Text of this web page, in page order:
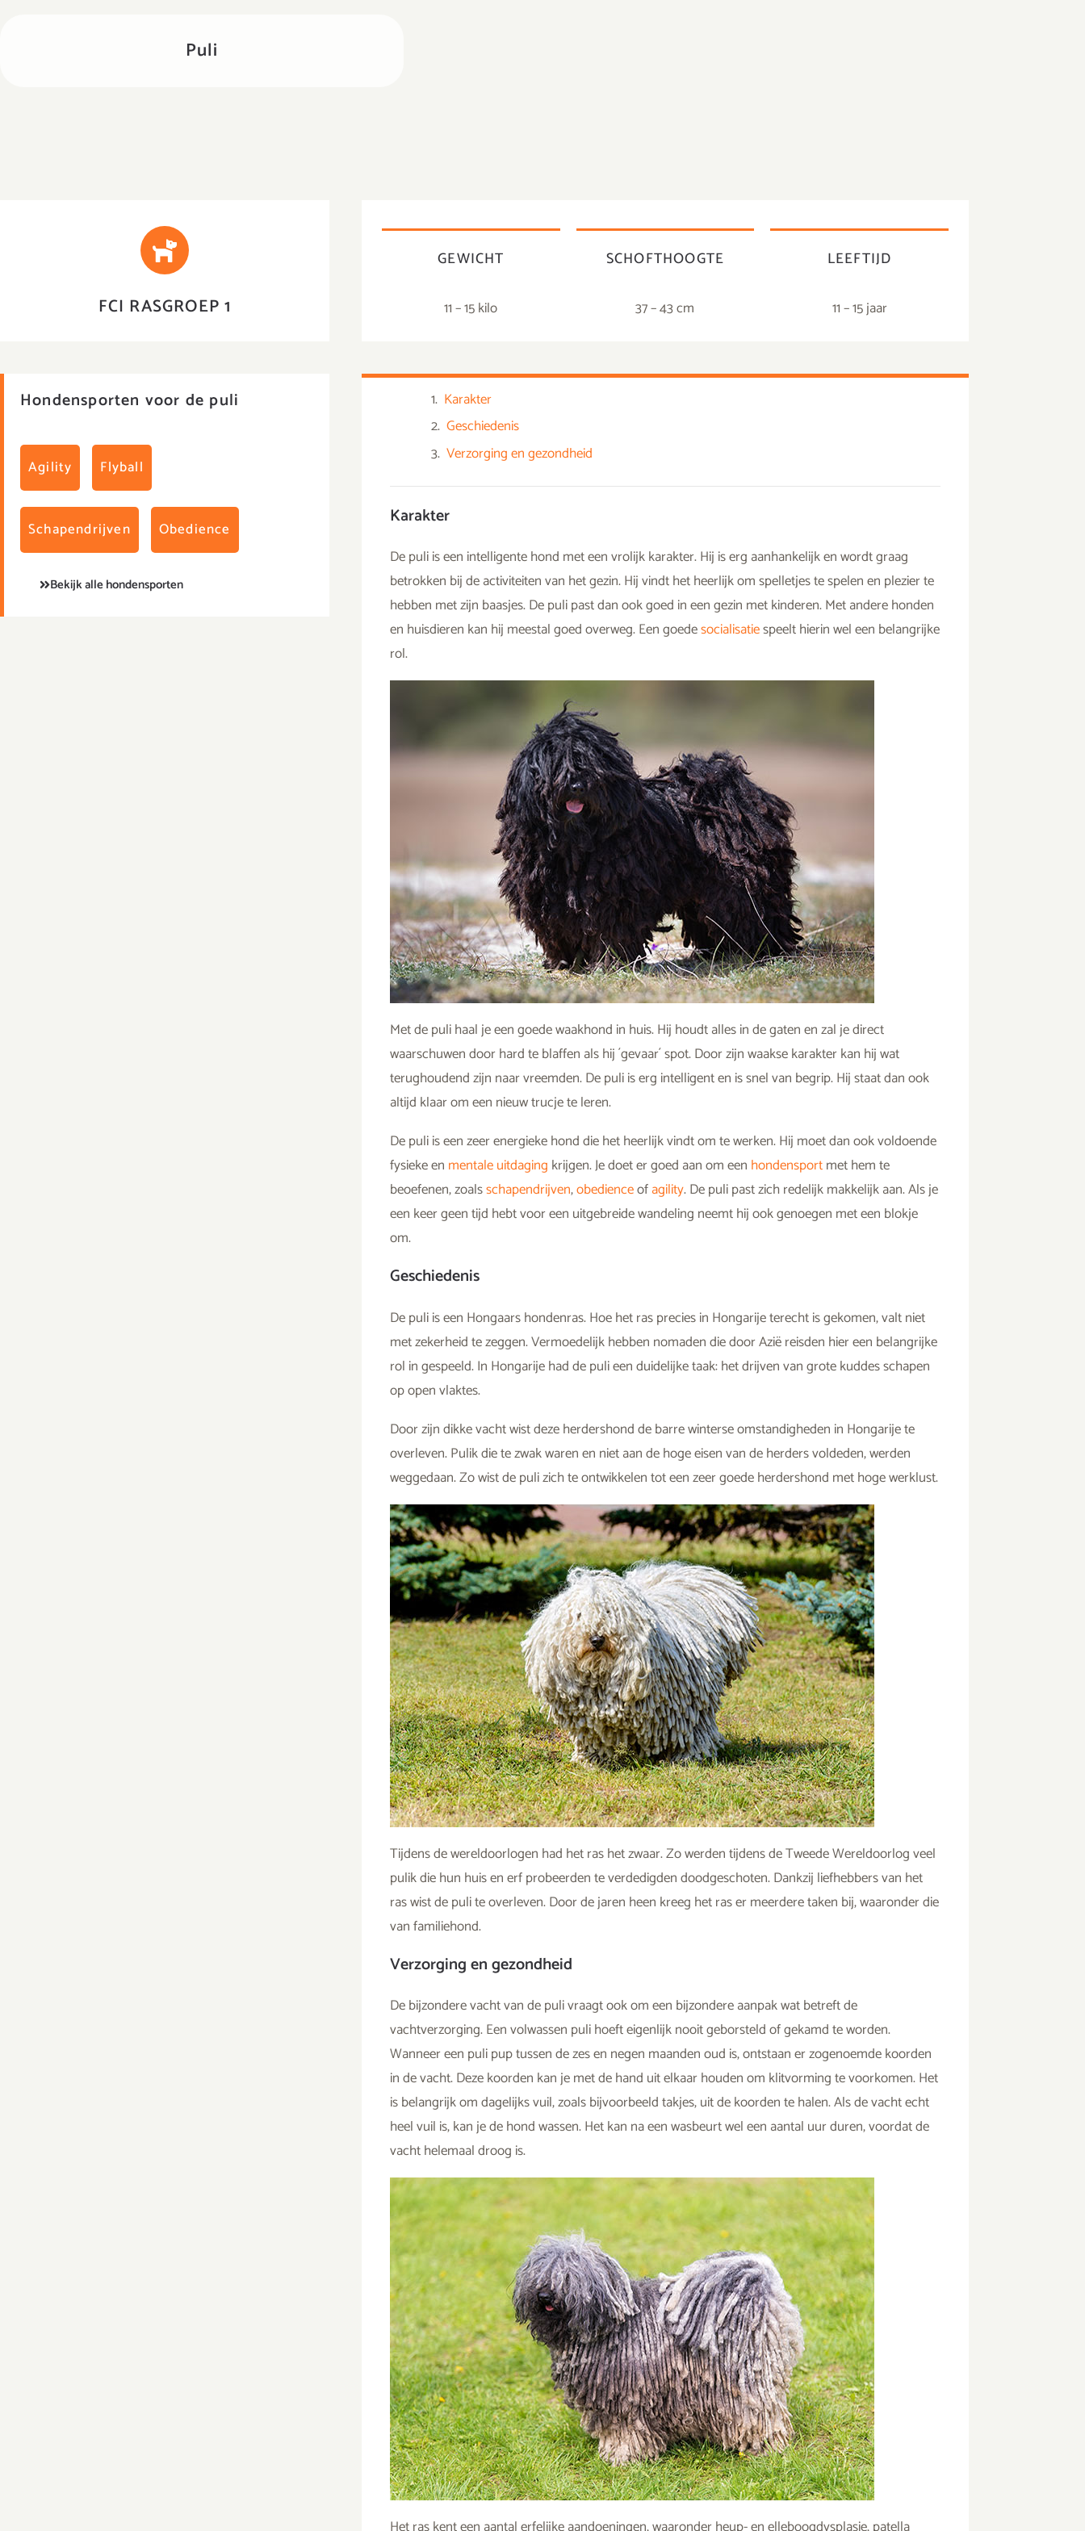
Puli
FCI RASGROEP 1
HERDERSHONDEN EN VEEDRIJVERS GEWICHT
11 – 15 kilo
SCHOFTHOOGTE
37 – 43 cm
LEEFTIJD
11 – 15 jaar
Hondensporten voor de puli
Agility Flyball
Schapendrijven Obedience
Bekijk alle hondensporten
Karakter
Geschiedenis
Verzorging en gezondheid
Karakter
De puli is een intelligente hond met een vrolijk karakter. Hij is erg aanhankelijk en wordt graag
betrokken bij de activiteiten van het gezin. Hij vindt het heerlijk om spelletjes te spelen en plezier te
hebben met zijn baasjes. De puli past dan ook goed in een gezin met kinderen. Met andere honden
en huisdieren kan hij meestal goed overweg. Een goedesocialisatiespeelt hierin wel een belangrijke
rol.
Met de puli haal je een goede waakhond in huis. Hij houdt alles in de gaten en zal je direct
waarschuwen door hard te blaffen als hij ´gevaar´ spot. Door zijn waakse karakter kan hij wat
terughoudend zijn naar vreemden. De puli is erg intelligent en is snel van begrip. Hij staat dan ook
altijd klaar om een nieuw trucje te leren.
De puli is een zeer energieke hond die het heerlijk vindt om te werken. Hij moet dan ook voldoende
fysieke en mentale uitdaging krijgen. Je doet er goed aan om een hondensportmet hem te
beoefenen, zoalsschapendrijven,obedienceofagility. De puli past zich redelijk makkelijk aan. Als je
een keer geen tijd hebt voor een uitgebreide wandeling neemt hij ook genoegen met een blokje
om.
Geschiedenis
De puli is een Hongaars hondenras. Hoe het ras precies in Hongarije terecht is gekomen, valt niet
met zekerheid te zeggen. Vermoedelijk hebben nomaden die door Azië reisden hier een belangrijke
rol in gespeeld. In Hongarije had de puli een duidelijke taak: het drijven van grote kuddes schapen
op open vlaktes.
Door zijn dikke vacht wist deze herdershond de barre winterse omstandigheden in Hongarije te
overleven. Pulik die te zwak waren en niet aan de hoge eisen van de herders voldeden, werden
weggedaan. Zo wist de puli zich te ontwikkelen tot een zeer goede herdershond met hoge werklust.
Tijdens de wereldoorlogen had het ras het zwaar. Zo werden tijdens de Tweede Wereldoorlog veel
pulik die hun huis en erf probeerden te verdedigden doodgeschoten. Dankzij liefhebbers van het
ras wist de puli te overleven. Door de jaren heen kreeg het ras er meerdere taken bij, waaronder die
van familiehond.
Verzorging en gezondheid
De bijzondere vacht van de puli vraagt ook om een bijzondere aanpak wat betreft de
vachtverzorging. Een volwassen puli hoeft eigenlijk nooit geborsteld of gekamd te worden.
Wanneer een puli pup tussen de zes en negen maanden oud is, ontstaan er zogenoemde koorden
in de vacht. Deze koorden kan je met de hand uit elkaar houden om klitvorming te voorkomen. Het
is belangrijk om dagelijks vuil, zoals bijvoorbeeld takjes, uit de koorden te halen. Als de vacht echt
heel vuil is, kan je de hond wassen. Het kan na een wasbeurt wel een aantal uur duren, voordat de
vacht helemaal droog is.